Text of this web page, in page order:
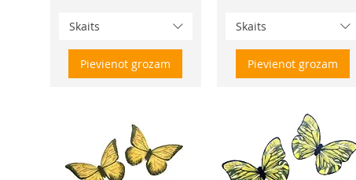
Skaits
Pievienot grozam
Skaits
Pievienot grozam